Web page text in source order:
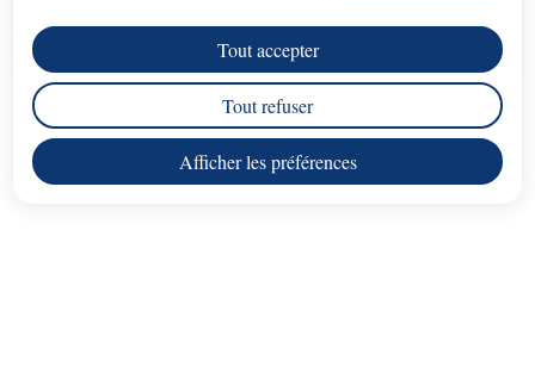
Afficher les préférences
Tout accepter
Tout refuser
Le servicerouvrira le lundi 7 septembre 2026, aux
Nous vous remercions de votre compréhension.
Les parents doivent renouveler chaque année
l'inscription en mairie centrale. Le formulaire
d'inscription est à retirer en mairie ou en
téléchargement dans l'article.